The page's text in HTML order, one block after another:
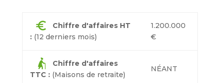
euro
Chiffre d'affaires HT
:(12 derniers mois)
1.200.000
€
elderly_woman
Chiffre d'affaires
TTC :(Maisons de retraite)
NÉANT